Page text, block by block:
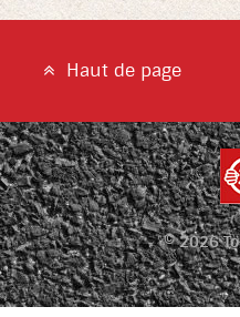
Haut de page
© 2026